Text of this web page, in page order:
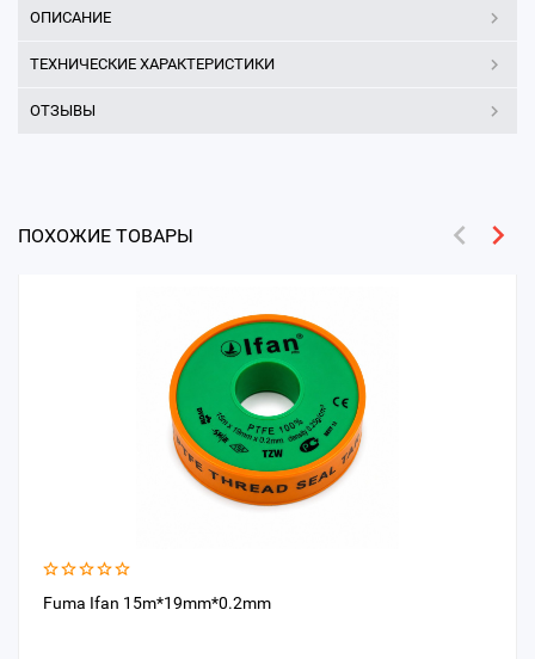
ОПИСАНИЕ
ТЕХНИЧЕСКИЕ ХАРАКТЕРИСТИКИ
ОТЗЫВЫ
ПОХОЖИЕ ТОВАРЫ
Fuma Ifan 15m*19mm*0.2mm